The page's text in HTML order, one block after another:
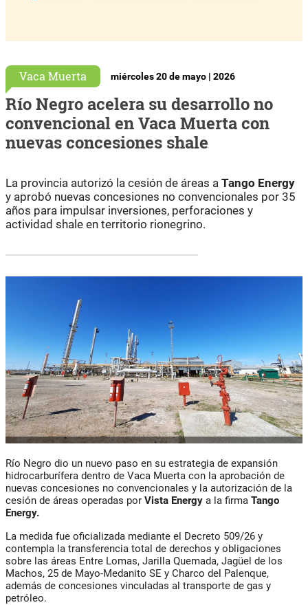
Vaca Muerta miércoles 20 de mayo | 2026
Río Negro acelera su desarrollo no
convencional en Vaca Muerta con
nuevas concesiones shale
La provincia autorizó la cesión de áreas a Tango Energy
y aprobó nuevas concesiones no convencionales por 35
años para impulsar inversiones, perforaciones y
actividad shale en territorio rionegrino.
Río Negro dio un nuevo paso en su estrategia de expansión
hidrocarburífera dentro de Vaca Muerta con la aprobación de
nuevas concesiones no convencionales y la autorización de la
cesión de áreas operadas por Vista Energy a la firma Tango
Energy.
La medida fue oficializada mediante el Decreto 509/26 y
contempla la transferencia total de derechos y obligaciones
sobre las áreas Entre Lomas, Jarilla Quemada, Jagüel de los
Machos, 25 de Mayo-Medanito SE y Charco del Palenque,
además de concesiones vinculadas al transporte de gas y
petróleo.